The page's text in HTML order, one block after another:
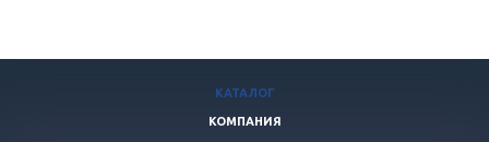
КАТАЛОГ
КОМПАНИЯ